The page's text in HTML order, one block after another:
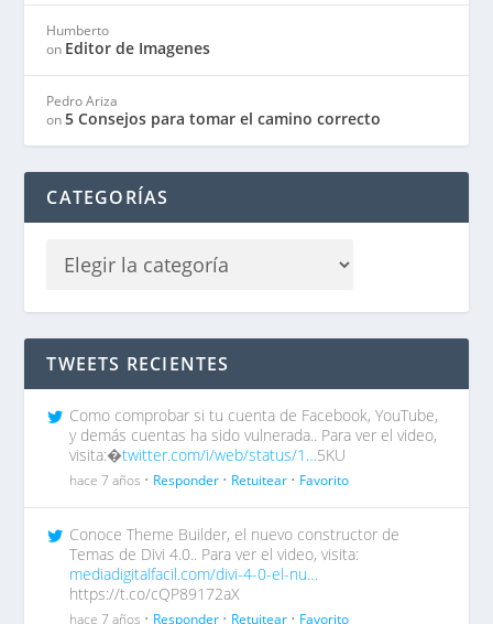
Humberto
on Editor de Imagenes
Pedro Ariza
on5 Consejos para tomar el camino correcto
CATEGORÍAS
TWEETS RECIENTES
Como comprobar si tu cuenta de Facebook, YouTube,
y demás cuentas ha sido vulnerada.. Para ver el video,
visita:�twitter.com/i/web/status/1…5KU
hace 7 años • Responder • Retuitear • Favorito
Conoce Theme Builder, el nuevo constructor de
Temas de Divi 4.0.. Para ver el video, visita:
mediadigitalfacil.com/divi-4-0-el-nu…
https://t.co/cQP89172aX
hace 7 años • Responder • Retuitear • Favorito